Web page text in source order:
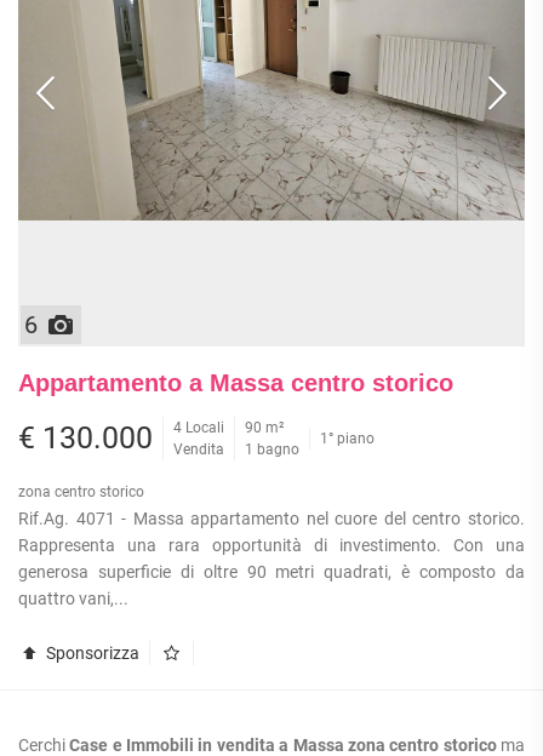
6
Appartamento a Massa centro storico
€ 130.000
4 Locali
Vendita
90 m²
1 bagno
1° piano
zona centro storico
Rif.Ag. 4071 - Massa appartamento nel cuore del centro storico.
Rappresenta una rara opportunità di investimento. Con una
generosa superficie di oltre 90 metri quadrati, è composto da
quattro vani,...
Sponsorizza
CerchiCase e Immobili in vendita a Massa zona centro storicoma